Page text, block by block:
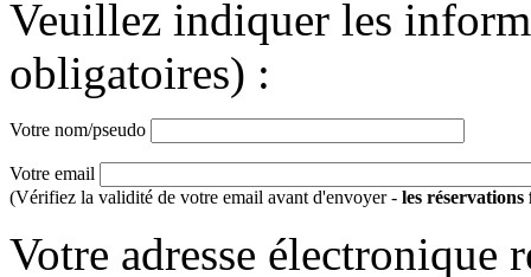
Veuillez indiquer les
obligatoires) :
Votre nom/pseudo
Votre email
(Vérifiez la validité de votre email avant d'envoyer - les réservations
Votre adresse électronique